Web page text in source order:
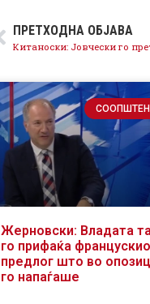
ПРЕТХОДНА ОБЈАВА
Жерновски: Владата
го прифаќа
предлог што во
го напаѓаше